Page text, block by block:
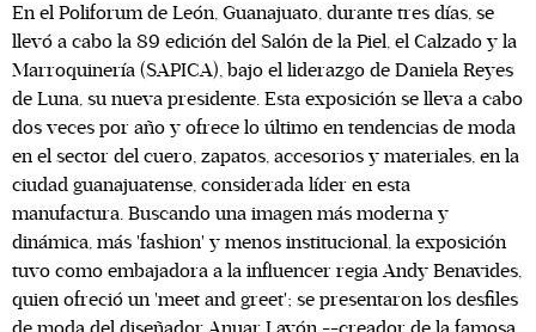
En el Poliforum de León, Guanajuato, durante tres días, se
llevó a cabo la 89 edición del Salón de la Piel, el Calzado y la
Marroquinería (SAPICA), bajo el liderazgo de Daniela Reyes
de Luna, su nueva presidente. Esta exposición se lleva a cabo
dos veces por año y ofrece lo último en tendencias de moda
en el sector del cuero, zapatos, accesorios y materiales, en la
ciudad guanajuatense, considerada líder en esta
manufactura. Buscando una imagen más moderna y
dinámica, más 'fashion' y menos institucional, la exposición
tuvo como embajadora a la influencer regia Andy Benavides,
quien ofreció un 'meet and greet'; se presentaron los desfiles